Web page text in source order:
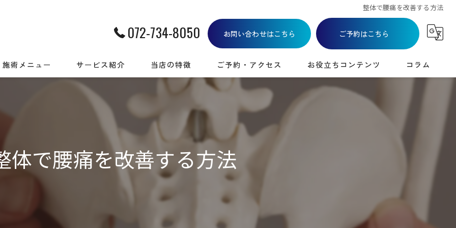
整体で腰痛を改善する方法
072-734-8050 お問い合わせはこちら ご予約はこちら
施術メニュー
身体を整える
サービス紹介 当店の特徴
肩こり
慢性痛
疲労
ご予約・アクセス お役立ちコンテンツ コラム
体で腰痛を改善する方法